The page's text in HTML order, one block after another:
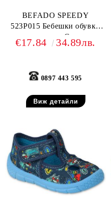
BEFADO SPEEDY
523P015 Бебешки обувки
от текстил, С коли
€17.84 34.89лв.
0897 443 595
Виж детайли